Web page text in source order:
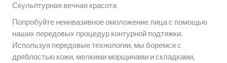
Скульптурная вечная красота
Попробуйте неинвазивное омоложение лица с помощью
наших передовых процедур контурной подтяжки.
Используя передовые технологии, мы боремся с
дряблостью кожи, мелкими морщинами и складками,